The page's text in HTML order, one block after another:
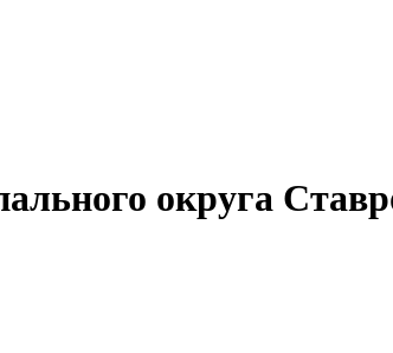
округа